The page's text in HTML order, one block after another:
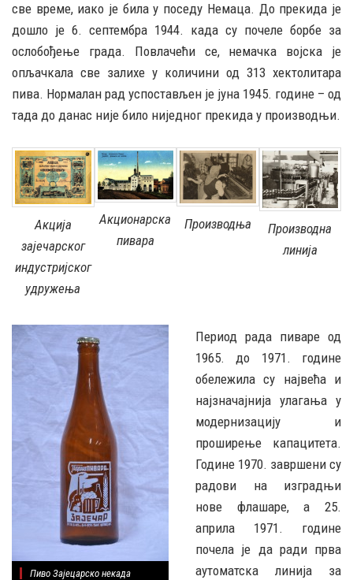
све време, иако је била у поседу Немаца. До прекида је
дошло је 6. септембра 1944. када су почеле борбе за
ослобођење града. Повлачећи се, немачка војска је
опљачкала све залихе у количини од 313 хектолитара
пива. Нормалан рад успостављен је јуна 1945. године – од
тада до данас није било ниједног прекида у производњи.
Акција
зајечарског
индустријског
удружења
Акционарска
пивара
Производња
Производна
линија
Пиво Зајецарско некада
Период рада пиваре од
1965. до 1971. године
обележила су највећа и
најзначајнија улагања у
модернизацију и
проширење капацитета.
Године 1970. завршени су
радови на изградњи
нове флашаре, а 25.
априла 1971. године
почела је да ради прва
аутоматска линија за